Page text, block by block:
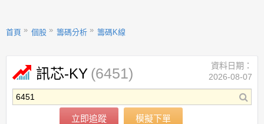
首頁 個股 籌碼分析 籌碼K線
訊芯-KY (6451)
立即追蹤 模擬下單
資料日期：
2026-08-07